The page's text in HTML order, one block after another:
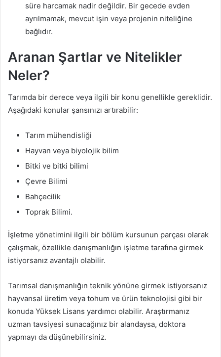
süre harcamak nadir değildir. Bir gecede evden
ayrılmamak, mevcut işin veya projenin niteliğine
bağlıdır.
Aranan Şartlar ve Nitelikler
Neler?
Tarımda bir derece veya ilgili bir konu genellikle gereklidir.
Aşağıdaki konular şansınızı artırabilir:
Tarım mühendisliği
Hayvan veya biyolojik bilim
Bitki ve bitki bilimi
Çevre Bilimi
Bahçecilik
Toprak Bilimi.
İşletme yönetimini ilgili bir bölüm kursunun parçası olarak
çalışmak, özellikle danışmanlığın işletme tarafına girmek
istiyorsanız avantajlı olabilir.
Tarımsal danışmanlığın teknik yönüne girmek istiyorsanız
hayvansal üretim veya tohum ve ürün teknolojisi gibi bir
konuda Yüksek Lisans yardımcı olabilir. Araştırmanız
uzman tavsiyesi sunacağınız bir alandaysa, doktora
yapmayı da düşünebilirsiniz.